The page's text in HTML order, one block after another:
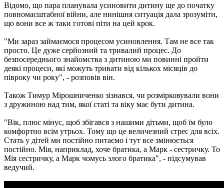
Відомо, що пара планувала усиновити дитину ще до початку
повномасштабної війни, але нинішня ситуація дала зрозуміти,
що вони все ж таки готові піти на цей крок.
"Ми зараз займаємося процесом усиновлення. Там не все так
просто. Це дуже серйозний та тривалий процес. До
безпосереднього знайомства з дитиною ми повинні пройти
деякі процеси, які можуть тривати від кількох місяців до
півроку чи року", - розповів він.
Також Тимур Мірошниченко зізнався, чи розмірковували вони
з дружиною над тим, якої статі та віку має бути дитина.
"Вік, плюс мінус, щоб збігався з нашими дітьми, щоб їм було
комфортно всім утрьох. Тому що це величезний стрес для всіх.
Стать у дітей ми постійно питаємо і тут все змінюється
постійно. Мія, наприклад, хоче братика, а Марк - сестричку. То
Мія сестричку, а Марк чомусь злого братика", - підсумував
ведучий.